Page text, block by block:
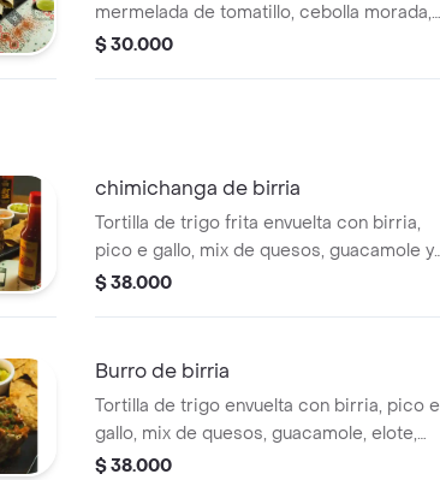
mermelada de tomatillo, cebolla morada,
pico e gallo.
$ 30.000
chimichanga de birria
Tortilla de trigo frita envuelta con birria,
pico e gallo, mix de quesos, guacamole y
salsa tabasco sunset. se sirve con
$ 38.000
Burro de birria
Tortilla de trigo envuelta con birria, pico e
gallo, mix de quesos, guacamole, elote,
mayonesa de chiles y salsa tabasco
$ 38.000